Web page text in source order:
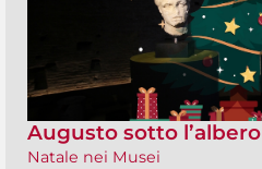
Augusto sotto l’albero
Natale nei Musei